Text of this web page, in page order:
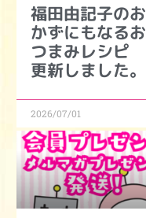
福田由記子のお
かずにもなるお
つまみレシピ
更新しました。
2026/07/01